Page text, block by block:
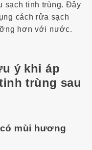
sạch tinh trùng. Đây
cách rửa sạch
hơn với nước.
ý khi áp
trùng sau
mùi hương